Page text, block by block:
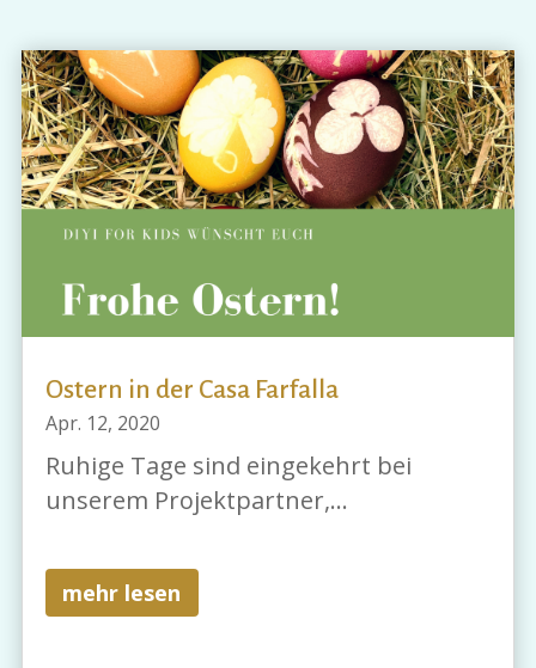
Ostern in der Casa Farfalla
Apr. 12, 2020
Ruhige Tage sind eingekehrt bei
unserem Projektpartner,...
mehr lesen